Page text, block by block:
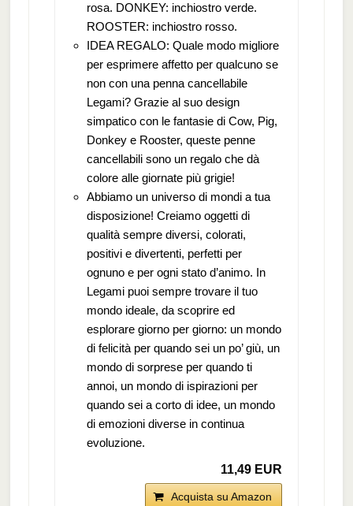
rosa. DONKEY: inchiostro verde.
ROOSTER: inchiostro rosso.
IDEA REGALO: Quale modo migliore
per esprimere affetto per qualcuno se
non con una penna cancellabile
Legami? Grazie al suo design
simpatico con le fantasie di Cow, Pig,
Donkey e Rooster, queste penne
cancellabili sono un regalo che dà
colore alle giornate più grigie!
Abbiamo un universo di mondi a tua
disposizione! Creiamo oggetti di
qualità sempre diversi, colorati,
positivi e divertenti, perfetti per
ognuno e per ogni stato d’animo. In
Legami puoi sempre trovare il tuo
mondo ideale, da scoprire ed
esplorare giorno per giorno: un mondo
di felicità per quando sei un po’ giù, un
mondo di sorprese per quando ti
annoi, un mondo di ispirazioni per
quando sei a corto di idee, un mondo
di emozioni diverse in continua
evoluzione.
11,49 EUR
Acquista su Amazon